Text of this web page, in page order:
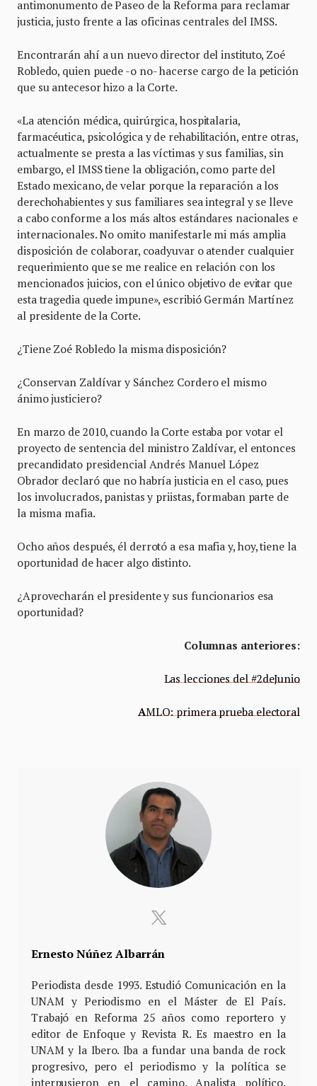
antimonumento de Paseo de la Reforma para reclamar
justicia, justo frente a las oficinas centrales del IMSS.
Encontrarán ahí a un nuevo director del instituto, Zoé
Robledo, quien puede -o no- hacerse cargo de la petición
que su antecesor hizo a la Corte.
«La atención médica, quirúrgica, hospitalaria,
farmacéutica, psicológica y de rehabilitación, entre otras,
actualmente se presta a las víctimas y sus familias, sin
embargo, el IMSS tiene la obligación, como parte del
Estado mexicano, de velar porque la reparación a los
derechohabientes y sus familiares sea integral y se lleve
a cabo conforme a los más altos estándares nacionales e
internacionales. No omito manifestarle mi más amplia
disposición de colaborar, coadyuvar o atender cualquier
requerimiento que se me realice en relación con los
mencionados juicios, con el único objetivo de evitar que
esta tragedia quede impune», escribió Germán Martínez
al presidente de la Corte.
¿Tiene Zoé Robledo la misma disposición?
¿Conservan Zaldívar y Sánchez Cordero el mismo
ánimo justiciero?
En marzo de 2010, cuando la Corte estaba por votar el
proyecto de sentencia del ministro Zaldívar, el entonces
precandidato presidencial Andrés Manuel López
Obrador declaró que no habría justicia en el caso, pues
los involucrados, panistas y priistas, formaban parte de
la misma mafia.
Ocho años después, él derrotó a esa mafia y, hoy, tiene la
oportunidad de hacer algo distinto.
¿Aprovecharán el presidente y sus funcionarios esa
oportunidad?
Columnas anteriores:
Las lecciones del #2deJunio
AMLO: primera prueba electoral
Ernesto Núñez Albarrán
Periodista desde 1993. Estudió Comunicación en la
UNAM y Periodismo en el Máster de El País.
Trabajó en Reforma 25 años como reportero y
editor de Enfoque y Revista R. Es maestro en la
UNAM y la Ibero. Iba a fundar una banda de rock
progresivo, pero el periodismo y la política se
interpusieron en el camino. Analista político.